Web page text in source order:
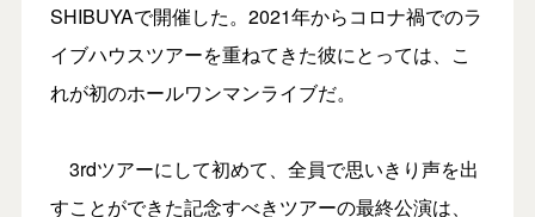
SHIBUYAで開催した。2021年からコロナ禍でのラ
イブハウスツアーを重ねてきた彼にとっては、こ
れが初のホールワンマンライブだ。
3rdツアーにして初めて、全員で思いきり声を出
すことができた記念すべきツアーの最終公演は、